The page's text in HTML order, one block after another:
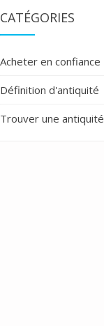
CATÉGORIES
Acheter en confiance
Définition d'antiquité
Trouver une antiquité